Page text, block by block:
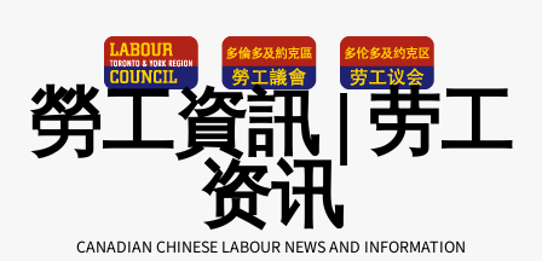
勞工資訊 | 劳工
资讯
CANADIAN CHINESE LABOUR NEWS AND INFORMATION